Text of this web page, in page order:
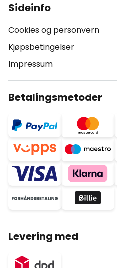
Sideinfo
Cookies og personvern
Kjøpsbetingelser
Impressum
Betalingsmetoder
Levering med